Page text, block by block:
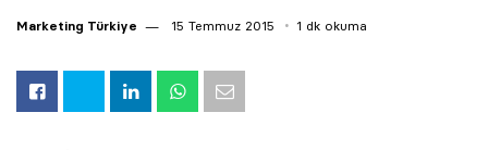
Marketing Türkiye 15 Temmuz 2015 1 dk okuma